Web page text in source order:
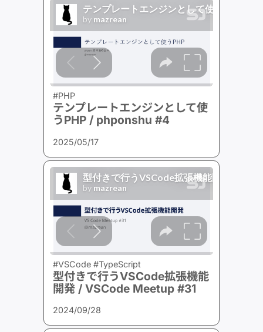
#PHP
テンプレートエンジンとして使
うPHP / phponshu #4
2025/05/17
#VSCode #TypeScript
型付きで行うVSCode拡張機能
開発 / VSCode Meetup #31
2024/09/28